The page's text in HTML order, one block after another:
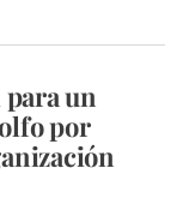
para un
por